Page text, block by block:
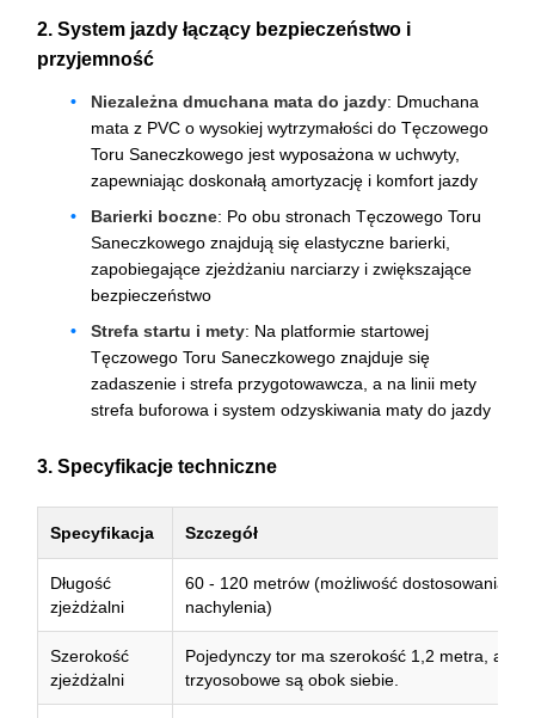
2. System jazdy łączący bezpieczeństwo i
przyjemność
Niezależna dmuchana mata do jazdy: Dmuchana
mata z PVC o wysokiej wytrzymałości do Tęczowego
Toru Saneczkowego jest wyposażona w uchwyty,
zapewniając doskonałą amortyzację i komfort jazdy
Barierki boczne: Po obu stronach Tęczowego Toru
Saneczkowego znajdują się elastyczne barierki,
zapobiegające zjeżdżaniu narciarzy i zwiększające
bezpieczeństwo
Strefa startu i mety: Na platformie startowej
Tęczowego Toru Saneczkowego znajduje się
zadaszenie i strefa przygotowawcza, a na linii mety
strefa buforowa i system odzyskiwania maty do jazdy
3. Specyfikacje techniczne
Specyfikacja Szczegół
Długość
zjeżdżalni
60 - 120 metrów (możliwość dostosowania do
nachylenia)
Szerokość
zjeżdżalni
Pojedynczy tor ma szerokość 1,2 metra, a
trzyosobowe są obok siebie.